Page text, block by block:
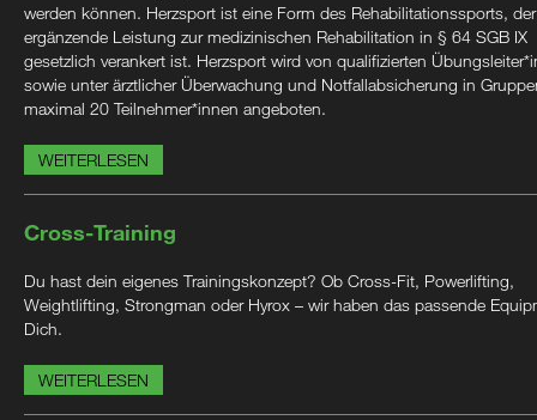
werden können. Herzsport ist eine Form des Rehabilitationssports,
ergänzende Leistung zur medizinischen Rehabilitation in § 64 SGB IX
gesetzlich verankert ist. Herzsport wird von qualifizierten
sowie unter ärztlicher Überwachung und Notfallabsicherung in
maximal 20 Teilnehmer*innen angeboten.
WEITERLESEN
Cross-Training
Du hast dein eigenes Trainingskonzept? Ob Cross-Fit, Powerlifting,
Weightlifting, Strongman oder Hyrox – wir haben das passende
Dich.
WEITERLESEN